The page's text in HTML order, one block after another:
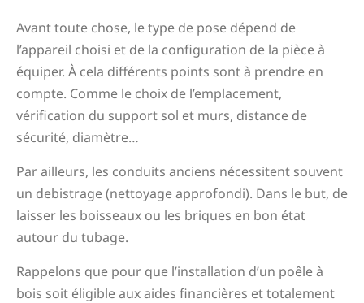
Avant toute chose, le type de pose dépend de
l’appareil choisi et de la configuration de la pièce à
équiper. À cela différents points sont à prendre en
compte. Comme le choix de l’emplacement,
vérification du support sol et murs, distance de
sécurité, diamètre…
Par ailleurs, les conduits anciens nécessitent souvent
un debistrage (nettoyage approfondi). Dans le but, de
laisser les boisseaux ou les briques en bon état
autour du tubage.
Rappelons que pour que l’installation d’un poêle à
bois soit éligible aux aides financières et totalement